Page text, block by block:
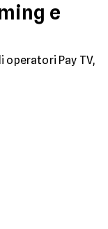
e
Pay TV,